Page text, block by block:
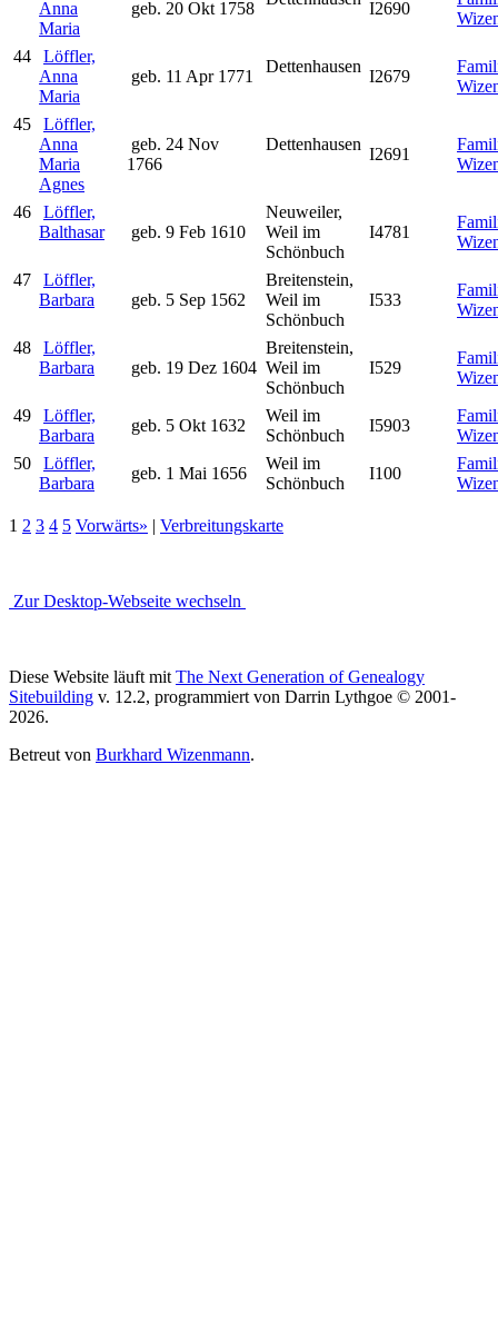
Anna
Maria
geb. 20 Okt 1758 I2690
44
Löffler,
Anna
Maria
geb. 11 Apr 1771
Dettenhausen
I2679
45
Löffler,
Anna
Maria
Agnes
geb. 24 Nov
1766
Dettenhausen
I2691
46
Löffler,
Balthasar
geb. 9 Feb 1610
Neuweiler,
Weil im
Schönbuch
I4781
47
Löffler,
Barbara
geb. 5 Sep 1562
Breitenstein,
Weil im
Schönbuch
I533
48
Löffler,
Barbara
geb. 19 Dez 1604
Breitenstein,
Weil im
Schönbuch
I529
49
Löffler,
Barbara
geb. 5 Okt 1632
Weil im
Schönbuch
I5903
50
Löffler,
Barbara
geb. 1 Mai 1656
Weil im
Schönbuch
I100
1 2 3 4 5 Vorwärts» | Verbreitungskarte
Zur Desktop-Webseite wechseln
Diese Website läuft mit The Next Generation of Genealogy
Sitebuilding v. 12.2, programmiert von Darrin Lythgoe © 2001-
2026.
Betreut von Burkhard Wizenmann.